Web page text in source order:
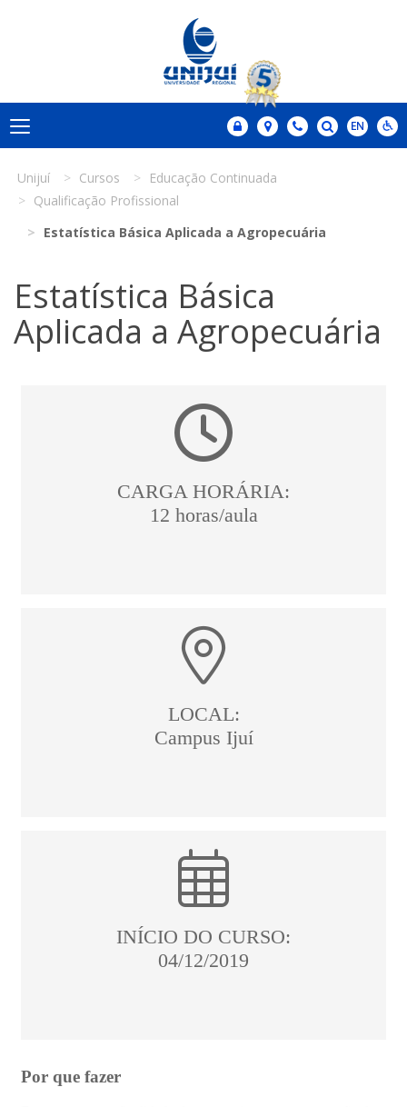
Unijuí Cursos
Educação Continuada
Qualificação Profissional
Estatística Básica Aplicada a Agropecuária
Estatística Básica
Aplicada a Agropecuária